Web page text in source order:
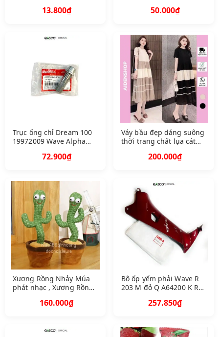
13.800₫ 50.000₫
Trục ống chỉ Dream 100
19972009 Wave Alpha
G N 5830 1422
72.900₫
Váy bầu đẹp dáng suông
thời trang chất lụa cát
200.000₫
Xương Rồng Nhảy Múa
phát nhạc , Xương Rồng
sẵn pin sạc160.000₫
Bộ ốp yếm phải Wave R
203 M đỏ Q A64200 K RS
257.850₫